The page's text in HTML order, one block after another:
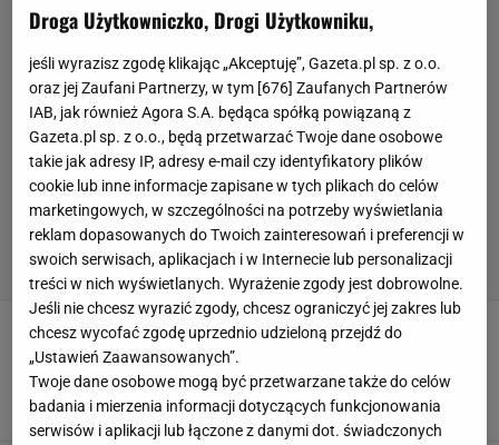
Jysk poduszki dekoracyjne - ten futrzany
model w stylu glamour to idealny dodatek za
grosze
OZDOBNE PODUSZKI PODUSZKA
PODUSZKI
PODUSZKI DEKORACYJNE
Droga Użytkowniczko, Drogi Użytkowniku,
jeśli wyrazisz zgodę klikając „Akceptuję”, Gazeta.pl sp. z o.o.
oraz jej Zaufani Partnerzy, w tym [ 676 ] Zaufanych Partnerów
IAB, jak również Agora S.A. będąca spółką powiązaną z
Gazeta.pl sp. z o.o., będą przetwarzać Twoje dane osobowe
takie jak adresy IP, adresy e-mail czy identyfikatory plików
cookie lub inne informacje zapisane w tych plikach do celów
marketingowych, w szczególności na potrzeby wyświetlania
reklam dopasowanych do Twoich zainteresowań i preferencji w
swoich serwisach, aplikacjach i w Internecie lub personalizacji
treści w nich wyświetlanych. Wyrażenie zgody jest dobrowolne.
Jeśli nie chcesz wyrazić zgody, chcesz ograniczyć jej zakres lub
chcesz wycofać zgodę uprzednio udzieloną przejdź do
„Ustawień Zaawansowanych”.
Twoje dane osobowe mogą być przetwarzane także do celów
badania i mierzenia informacji dotyczących funkcjonowania
serwisów i aplikacji lub łączone z danymi dot. świadczonych